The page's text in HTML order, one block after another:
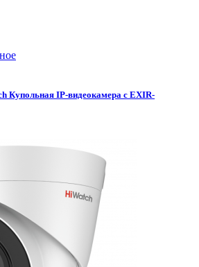
Купольная IP-видеокамера с EXIR-